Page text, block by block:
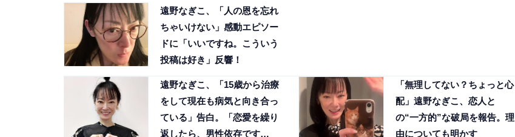
遠野なぎこ、「人の恩を忘れ
ちゃいけない」感動エピソー
ドに「いいですね。こういう
投稿は好き」反響！
遠野なぎこ、「15歳から治療
をして現在も病気と向き合っ
ている」告白。「恋愛を繰り
返したら、男性依存です
「無理してない？ちょっと心
配」遠野なぎこ、恋人と
の“一方的”な破局を報告。理
由についても明かす